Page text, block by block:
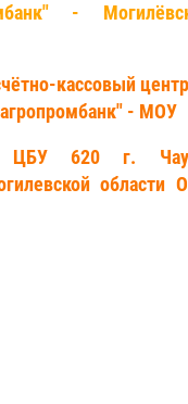
-
кассовый
- МОУ
ЦБУ 620 г.
области